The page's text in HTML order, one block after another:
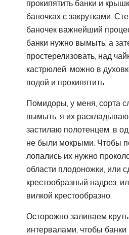
прокипятить банки и
баночках с закрутками.
баночек важнейший
банки нужно вымыть, а
простерелизовать, над
кастрюлей, можно в
водой и прокипятить.
Помидоры, у меня, сорта
вымыть, я их раскладываю
застилаю полотенцем, в
не были мокрыми. Чтобы
лопались их нужно
области плодоножки, или
крестообразный надрез,
вилкой крестообразно.
Осторожно заливаем
интервалами, чтобы